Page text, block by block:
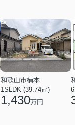
和歌山市楠本
1SLDK (39.74㎡)
1,430万円